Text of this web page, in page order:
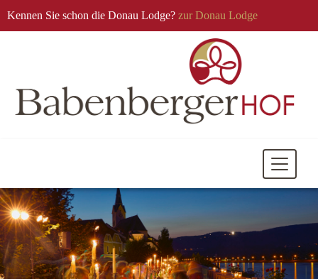
Kennen Sie schon die Donau Lodge? zur Donau Lodge
Mobile